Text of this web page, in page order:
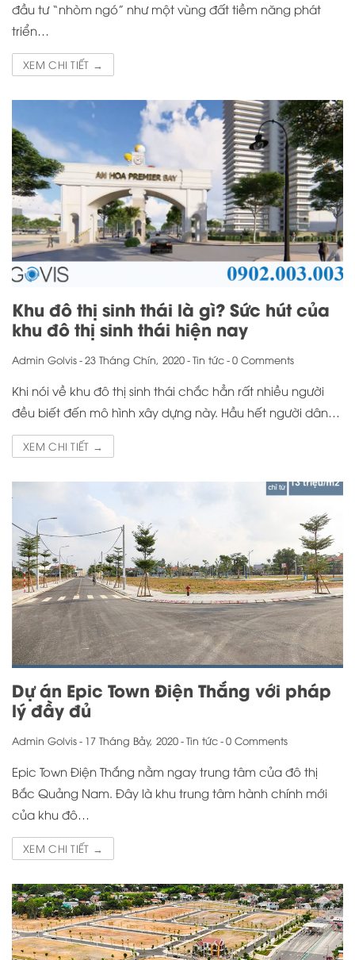
đầu tư “nhòm ngó” như một vùng đất tiềm năng phát
triển…
XEM CHI TIẾT →
Khu đô thị sinh thái là gì? Sức hút của
khu đô thị sinh thái hiện nay
Admin Golvis-23 Tháng Chín, 2020-Tin tức-0 Comments
Khi nói về khu đô thị sinh thái chắc hẳn rất nhiều người
đều biết đến mô hình xây dựng này. Hầu hết người dân…
XEM CHI TIẾT →
Dự án Epic Town Điện Thắng với pháp
lý đầy đủ
Admin Golvis- 17 Tháng Bảy, 2020-Tin tức-0 Comments
Epic Town Điện Thắng nằm ngay trung tâm của đô thị
Bắc Quảng Nam. Đây là khu trung tâm hành chính mới
của khu đô…
XEM CHI TIẾT →